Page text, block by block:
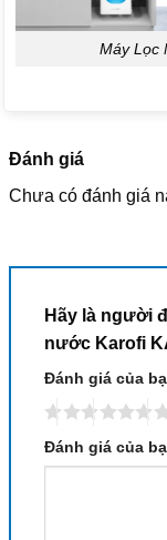
Máy Lọc
Đánh giá
Chưa có đánh giá
Hãy là người
nước Karofi
Đánh giá của
Đánh giá của